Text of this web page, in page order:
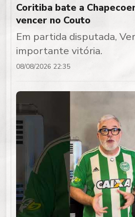
Coritiba bate a
vencer no Couto
Em partida disputada,
importante vitória.
08/08/2026 22:35